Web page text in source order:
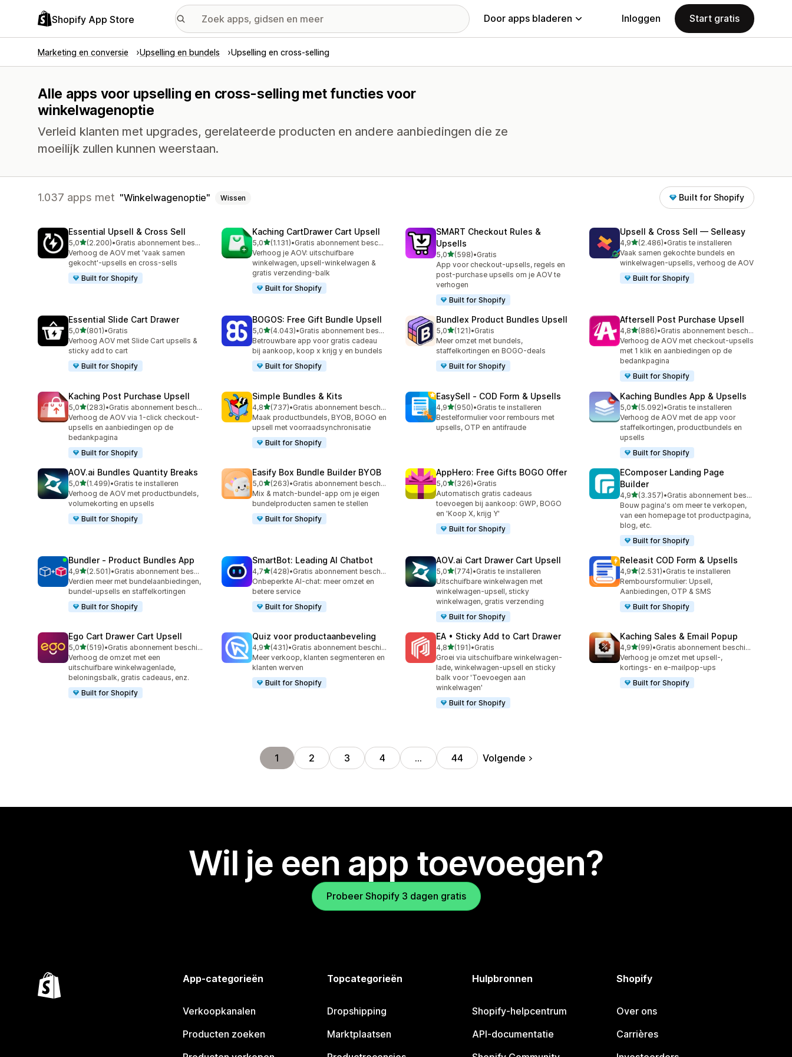
Shopify App Store Door apps bladeren Inloggen Start gratis
Marketing en conversie Upselling en bundels Upselling en cross-selling
Alle apps voor upselling en cross-selling met functies voor
winkelwagenoptie
Verleid klanten met upgrades, gerelateerde producten en andere aanbiedingen die ze
moeilijk zullen kunnen weerstaan.
1.037 apps met Winkelwagenoptie Wissen Built for Shopify
Essential Upsell & Cross Sell
5,0van 5 sterren
(2.200)
2200 recensies in totaal
•
Gratis abonnement beschikbaar
Verhoog de AOV met 'vaak samen
gekocht'-upsells en cross-sells
Built for Shopify
Kaching CartDrawer Cart Upsell
5,0van 5 sterren
(1.131)
1131 recensies in totaal
•
Gratis abonnement beschikbaar
Verhoog je AOV: uitschuifbare
winkelwagen, upsell-winkelwagen &
gratis verzending-balk
Built for Shopify
SMART Checkout Rules &
Upsells
5,0van 5 sterren
(598)
598 recensies in totaal
•Gratis
App voor checkout-upsells, regels en
post-purchase upsells om je AOV te
verhogen
Built for Shopify
Upsell & Cross Sell — Selleasy
4,9van 5 sterren
(2.486)
2486 recensies in totaal
•Gratis te installeren
Vaak samen gekochte bundels en
winkelwagen-upsells, verhoog de AOV
Built for Shopify
Essential Slide Cart Drawer
5,0van 5 sterren
(801)
801 recensies in totaal
•Gratis
Verhoog AOV met Slide Cart upsells &
sticky add to cart
Built for Shopify
BOGOS: Free Gift Bundle Upsell
5,0van 5 sterren
(4.043)
4043 recensies in totaal
•
Gratis abonnement beschikbaar
Betrouwbare app voor gratis cadeau
bij aankoop, koop x krijg y en bundels
Built for Shopify
Bundlex Product Bundles Upsell
5,0van 5 sterren
(121)
121 recensies in totaal
•Gratis
Meer omzet met bundels,
staffelkortingen en BOGO-deals
Built for Shopify
Aftersell Post Purchase Upsell
4,8van 5 sterren
(886)
886 recensies in totaal
•
Gratis abonnement beschikbaar
Verhoog de AOV met checkout-upsells
met 1 klik en aanbiedingen op de
bedankpagina
Built for Shopify
Kaching Post Purchase Upsell
5,0van 5 sterren
(283)
283 recensies in totaal
•
Gratis abonnement beschikbaar
Verhoog de AOV via 1-click checkout-
upsells en aanbiedingen op de
bedankpagina
Built for Shopify
Simple Bundles & Kits
4,8van 5 sterren
(737)
737 recensies in totaal
•
Gratis abonnement beschikbaar
Maak productbundels, BYOB, BOGO en
upsell met voorraadsynchronisatie
Built for Shopify
EasySell ‑ COD Form & Upsells
4,9van 5 sterren
(950)
950 recensies in totaal
•Gratis te installeren
Bestelformulier voor rembours met
upsells, OTP en antifraude
Kaching Bundles App & Upsells
5,0van 5 sterren
(5.092)
5092 recensies in totaal
•Gratis te installeren
Verhoog de AOV met de app voor
staffelkortingen, productbundels en
upsells
Built for Shopify
AOV.ai Bundles Quantity Breaks
5,0van 5 sterren
(1.499)
1499 recensies in totaal
•Gratis te installeren
Verhoog de AOV met productbundels,
volumekorting en upsells
Built for Shopify
Easify Box Bundle Builder BYOB
5,0van 5 sterren
(263)
263 recensies in totaal
•
Gratis abonnement beschikbaar
Mix & match-bundel-app om je eigen
bundelproducten samen te stellen
Built for Shopify
AppHero: Free Gifts BOGO Offer
5,0van 5 sterren
(326)
326 recensies in totaal
•Gratis
Automatisch gratis cadeaus
toevoegen bij aankoop: GWP, BOGO
en 'Koop X, krijg Y'
Built for Shopify
EComposer Landing Page
Builder
4,9van 5 sterren
(3.357)
3357 recensies in totaal
•
Gratis abonnement beschikbaar
Bouw pagina's om meer te verkopen,
van een homepage tot productpagina,
blog, etc.
Built for Shopify
Bundler ‑ Product Bundles App
4,9van 5 sterren
(2.501)
2501 recensies in totaal
•
Gratis abonnement beschikbaar
Verdien meer met bundelaanbiedingen,
bundel-upsells en staffelkortingen
Built for Shopify
SmartBot: Leading AI Chatbot
4,7van 5 sterren
(428)
428 recensies in totaal
•
Gratis abonnement beschikbaar
Onbeperkte AI-chat: meer omzet en
betere service
Built for Shopify
AOV.ai Cart Drawer Cart Upsell
5,0van 5 sterren
(774)
774 recensies in totaal
•Gratis te installeren
Uitschuifbare winkelwagen met
winkelwagen-upsell, sticky
winkelwagen, gratis verzending
Built for Shopify
Releasit COD Form & Upsells
4,9van 5 sterren
(2.531)
2531 recensies in totaal
•Gratis te installeren
Remboursformulier: Upsell,
Aanbiedingen, OTP & SMS
Built for Shopify
Ego Cart Drawer Cart Upsell
5,0van 5 sterren
(519)
519 recensies in totaal
•
Gratis abonnement beschikbaar
Verhoog de omzet met een
uitschuifbare winkelwagenlade,
beloningsbalk, gratis cadeaus, enz.
Built for Shopify
Quiz voor productaanbeveling
4,9van 5 sterren
(431)
431 recensies in totaal
•
Gratis abonnement beschikbaar
Meer verkoop, klanten segmenteren en
klanten werven
Built for Shopify
EA • Sticky Add to Cart Drawer
4,8van 5 sterren
(191)
191 recensies in totaal
•Gratis
Groei via uitschuifbare winkelwagen-
lade, winkelwagen-upsell en sticky
balk voor 'Toevoegen aan
winkelwagen'
Built for Shopify
Kaching Sales & Email Popup
4,9van 5 sterren
(99)
99 recensies in totaal
•
Gratis abonnement beschikbaar
Verhoog je omzet met upsell-,
kortings- en e-mailpop-ups
Built for Shopify
1 2 3 4 … 44 Volgende
Wil je een app toevoegen?
Probeer Shopify 3 dagen gratis
App-categorieën
Verkoopkanalen
Producten zoeken
Topcategorieën
Dropshipping
Marktplaatsen
Hulpbronnen
Shopify-helpcentrum
API-documentatie
Shopify
Over ons
Carrières